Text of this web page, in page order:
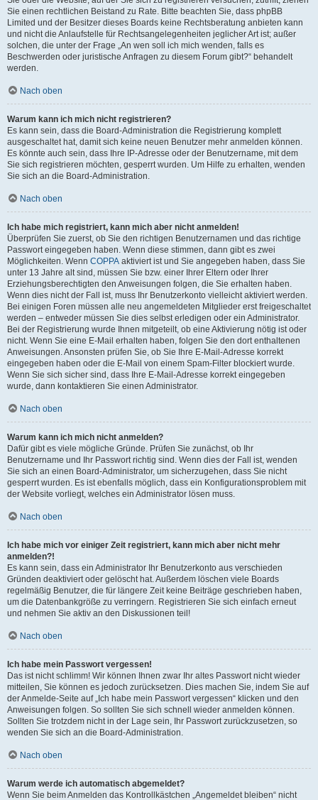
Sie einen rechtlichen Beistand zu Rate. Bitte beachten Sie, dass phpBB
Limited und der Besitzer dieses Boards keine Rechtsberatung anbieten kann
und nicht die Anlaufstelle für Rechtsangelegenheiten jeglicher Art ist; außer
solchen, die unter der Frage „An wen soll ich mich wenden, falls es
Beschwerden oder juristische Anfragen zu diesem Forum gibt?“ behandelt
werden.
Nach oben
Warum kann ich mich nicht registrieren?
Es kann sein, dass die Board-Administration die Registrierung komplett
ausgeschaltet hat, damit sich keine neuen Benutzer mehr anmelden können.
Es könnte auch sein, dass Ihre IP-Adresse oder der Benutzername, mit dem
Sie sich registrieren möchten, gesperrt wurden. Um Hilfe zu erhalten, wenden
Sie sich an die Board-Administration.
Nach oben
Ich habe mich registriert, kann mich aber nicht anmelden!
Überprüfen Sie zuerst, ob Sie den richtigen Benutzernamen und das richtige
Passwort eingegeben haben. Wenn diese stimmen, dann gibt es zwei
Möglichkeiten. Wenn COPPA aktiviert ist und Sie angegeben haben, dass Sie
unter 13 Jahre alt sind, müssen Sie bzw. einer Ihrer Eltern oder Ihrer
Erziehungsberechtigten den Anweisungen folgen, die Sie erhalten haben.
Wenn dies nicht der Fall ist, muss Ihr Benutzerkonto vielleicht aktiviert werden.
Bei einigen Foren müssen alle neu angemeldeten Mitglieder erst freigeschaltet
werden – entweder müssen Sie dies selbst erledigen oder ein Administrator.
Bei der Registrierung wurde Ihnen mitgeteilt, ob eine Aktivierung nötig ist oder
nicht. Wenn Sie eine E-Mail erhalten haben, folgen Sie den dort enthaltenen
Anweisungen. Ansonsten prüfen Sie, ob Sie Ihre E-Mail-Adresse korrekt
eingegeben haben oder die E-Mail von einem Spam-Filter blockiert wurde.
Wenn Sie sich sicher sind, dass Ihre E-Mail-Adresse korrekt eingegeben
wurde, dann kontaktieren Sie einen Administrator.
Nach oben
Warum kann ich mich nicht anmelden?
Dafür gibt es viele mögliche Gründe. Prüfen Sie zunächst, ob Ihr
Benutzername und Ihr Passwort richtig sind. Wenn dies der Fall ist, wenden
Sie sich an einen Board-Administrator, um sicherzugehen, dass Sie nicht
gesperrt wurden. Es ist ebenfalls möglich, dass ein Konfigurationsproblem mit
der Website vorliegt, welches ein Administrator lösen muss.
Nach oben
Ich habe mich vor einiger Zeit registriert, kann mich aber nicht mehr
anmelden?!
Es kann sein, dass ein Administrator Ihr Benutzerkonto aus verschieden
Gründen deaktiviert oder gelöscht hat. Außerdem löschen viele Boards
regelmäßig Benutzer, die für längere Zeit keine Beiträge geschrieben haben,
um die Datenbankgröße zu verringern. Registrieren Sie sich einfach erneut
und nehmen Sie aktiv an den Diskussionen teil!
Nach oben
Ich habe mein Passwort vergessen!
Das ist nicht schlimm! Wir können Ihnen zwar Ihr altes Passwort nicht wieder
mitteilen, Sie können es jedoch zurücksetzen. Dies machen Sie, indem Sie auf
der Anmelde-Seite auf „Ich habe mein Passwort vergessen“ klicken und den
Anweisungen folgen. So sollten Sie sich schnell wieder anmelden können.
Sollten Sie trotzdem nicht in der Lage sein, Ihr Passwort zurückzusetzen, so
wenden Sie sich an die Board-Administration.
Nach oben
Warum werde ich automatisch abgemeldet?
Wenn Sie beim Anmelden das Kontrollkästchen „Angemeldet bleiben“ nicht